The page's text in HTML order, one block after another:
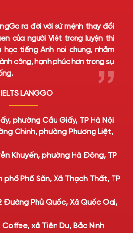
ra đời với sứ mệnh thay đổi
của người Việt trong luyện thi
học tiếng Anh nói chung, nhằm
công, hạnh phúc hơn trong sự
LANGGO
phường Cầu Giấy, TP Hà Nội
Chinh, phường Phương Liệt,
Khuyến, phường Hà Đông, TP
phố Phố Săn, Xã Thạch Thất, TP
Đường Phủ Quốc, Xã Quốc Oai,
xã Tiên Du, Bắc Ninh